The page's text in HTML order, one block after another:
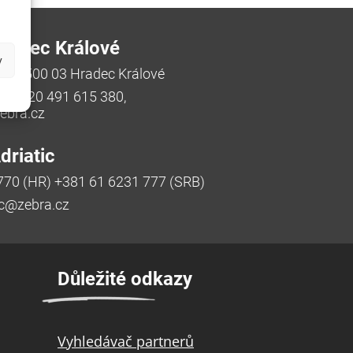
Králové
48, 500 03 Hradec Králové
+420 491 615 380,
(HR) +381 61 6231 777 (SRB)
Důležité odkazy
Vyhledávač partnerů